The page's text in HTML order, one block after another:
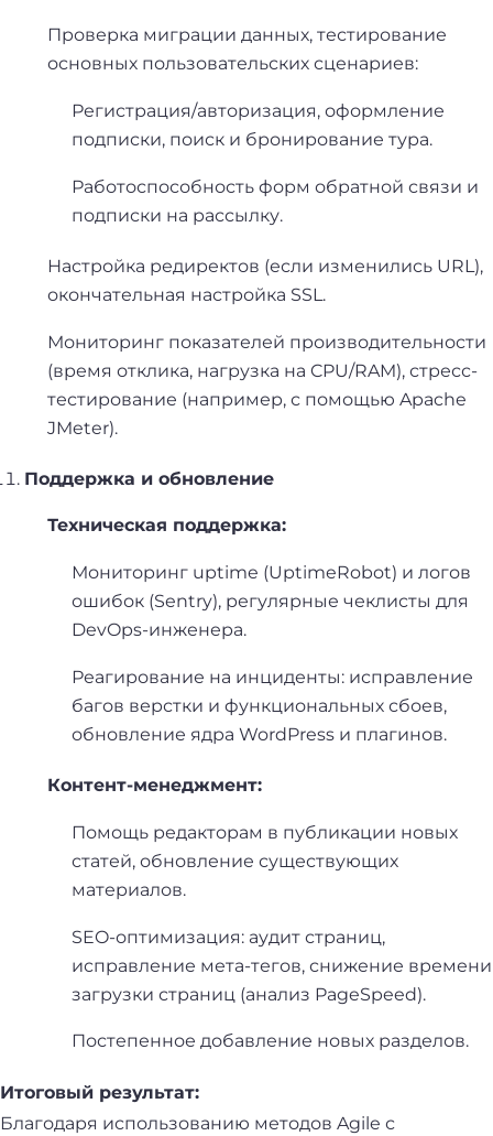
Проверка миграции данных, тестирование
основных пользовательских сценариев:
Регистрация/авторизация, оформление
подписки, поиск и бронирование тура.
Работоспособность форм обратной связи и
подписки на рассылку.
Настройка редиректов (если изменились URL),
окончательная настройка SSL.
Мониторинг показателей производительности
(время отклика, нагрузка на CPU/RAM), стресс-
тестирование (например, с помощью Apache
JMeter).
Поддержка и обновление
Техническая поддержка:
Мониторинг uptime (UptimeRobot) и логов
ошибок (Sentry), регулярные чеклисты для
DevOps-инженера.
Реагирование на инциденты: исправление
багов верстки и функциональных сбоев,
обновление ядра WordPress и плагинов.
Контент-менеджмент:
Помощь редакторам в публикации новых
статей, обновление существующих
материалов.
SEO-оптимизация: аудит страниц,
исправление мета-тегов, снижение времени
загрузки страниц (анализ PageSpeed).
Постепенное добавление новых разделов.
Итоговый результат:
Благодаря использованию методов Agile с